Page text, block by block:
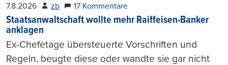
7.8.2026 zb 17 Kommentare
Staatsanwaltschaft wollte mehr Raiffeisen-Banker
anklagen
Ex-Chefetage übersteuerte Vorschriften und
Regeln, beugte diese oder wandte sie gar nicht